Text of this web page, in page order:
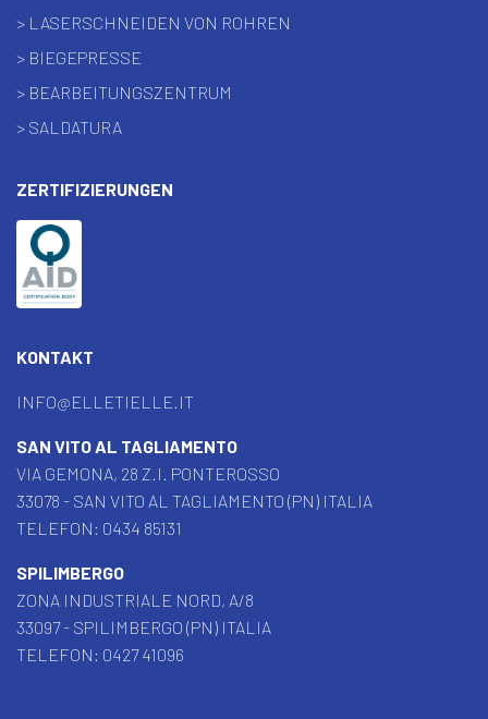
> LASERSCHNEIDEN VON ROHREN
> BIEGEPRESSE
> BEARBEITUNGSZENTRUM
> SALDATURA
ZERTIFIZIERUNGEN
KONTAKT
INFO@ELLETIELLE.IT
SAN VITO AL TAGLIAMENTO
VIA GEMONA, 28 Z.I. PONTEROSSO
33078 - SAN VITO AL TAGLIAMENTO (PN) ITALIA
TELEFON: 0434 85131
SPILIMBERGO
ZONA INDUSTRIALE NORD, A/8
33097 - SPILIMBERGO (PN) ITALIA
TELEFON: 0427 41096